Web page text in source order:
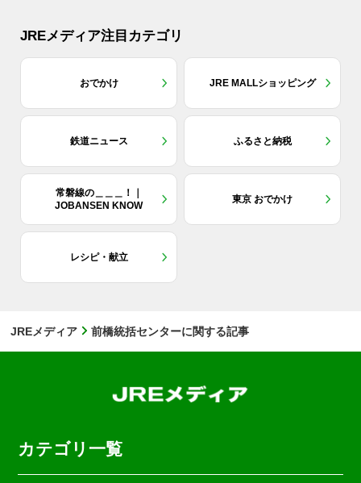
JREメディア注目カテゴリ
おでかけ JRE MALLショッピング
鉄道ニュース ふるさと納税
常磐線の＿＿＿！｜
JOBANSEN KNOW
東京 おでかけ
レシピ・献立
JREメディア 前橋統括センターに関する記事
カテゴリ一覧